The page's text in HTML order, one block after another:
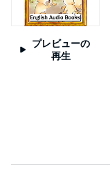
プレビューの
再生